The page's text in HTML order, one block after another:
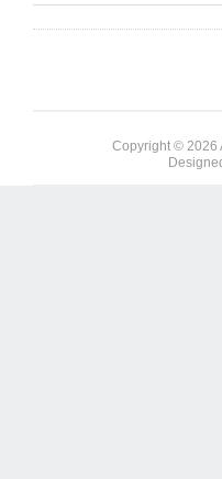
Copyright © 2026